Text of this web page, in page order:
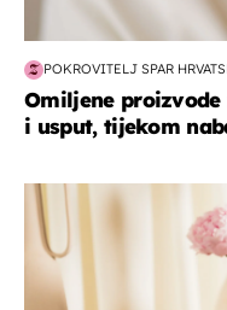
POKROVITELJ SPAR
Omiljene
i usput, tijekom
moda & ljepota